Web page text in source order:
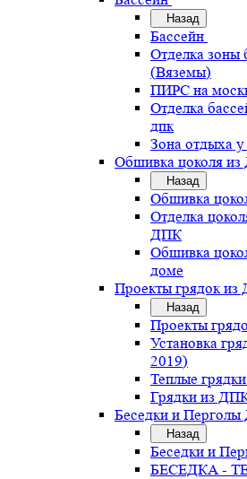
Назад
Бассейн
Отделка
(Вяземы)
ПИРС на
Отделка
дпк
Зона отдыха у
Обшивка цоколя
Назад
Обшивка
Отделка
ДПК
Обшивка
доме
Проекты грядок
Назад
Проекты
Установка
2019)
Теплые
Грядки из
Беседки и
Назад
Беседки и
БЕСЕДКА -